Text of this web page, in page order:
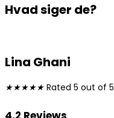
Hvad siger de?
Lina Ghani
★★★★★ Rated 5 out of 5